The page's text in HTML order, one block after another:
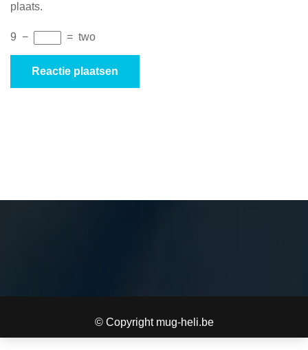
plaats.
9 − = two
© Copyright mug-heli.be